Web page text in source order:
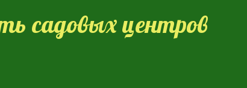
садовых центров